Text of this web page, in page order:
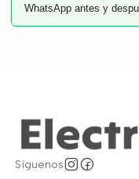
WhatsApp antes y
Síguenos